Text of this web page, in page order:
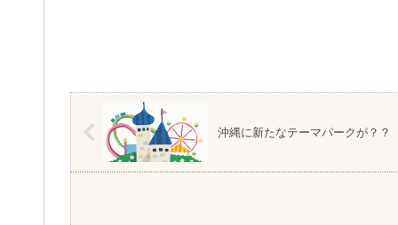
沖縄に新たなテーマパークが？？